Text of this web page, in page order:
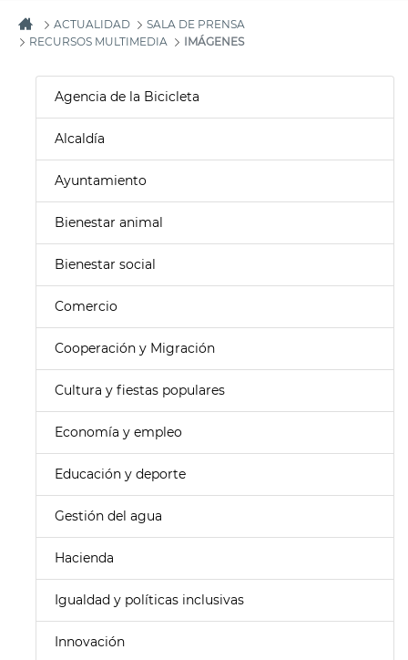
ACTUALIDAD
SALA DE PRENSA
RECURSOS MULTIMEDIA
IMÁGENES
Agencia de la Bicicleta
Alcaldía
Ayuntamiento
Bienestar animal
Bienestar social
Comercio
Cooperación y Migración
Cultura y fiestas populares
Economía y empleo
Educación y deporte
Gestión del agua
Hacienda
Igualdad y políticas inclusivas
Innovación